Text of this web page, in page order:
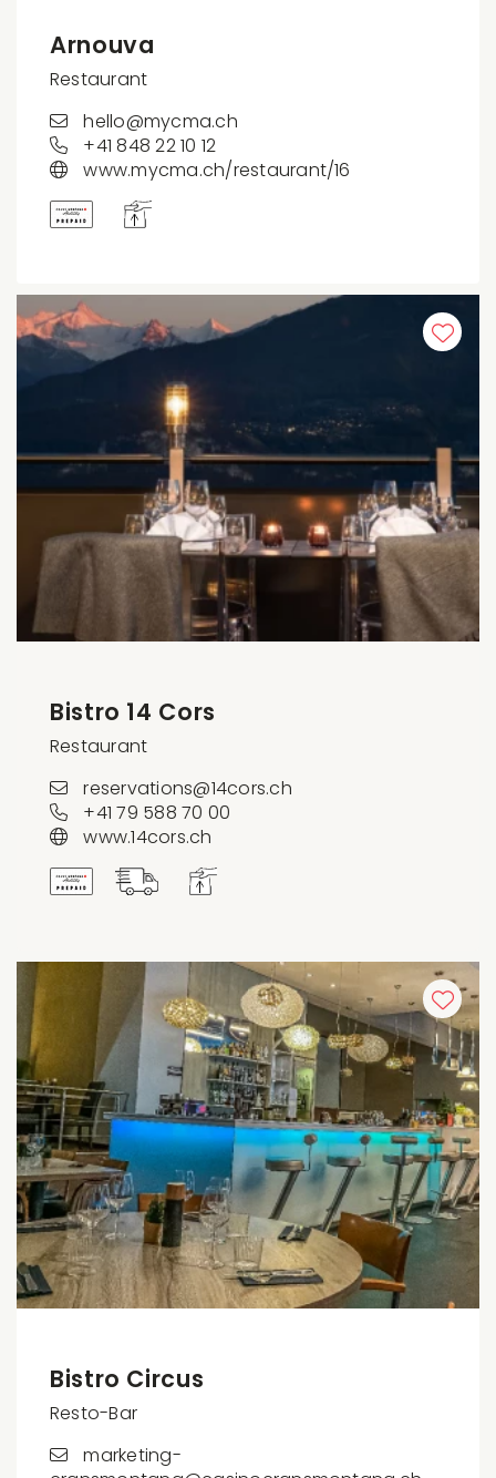
Arnouva
Restaurant
hello@mycma.ch
+41 848 22 10 12
www.mycma.ch/restaurant/16
Bistro 14 Cors
Restaurant
reservations@14cors.ch
+41 79 588 70 00
www.14cors.ch
Bistro Circus
Resto-Bar
marketing-